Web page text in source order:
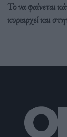
Το να φαίνεται
κυριαρχεί και